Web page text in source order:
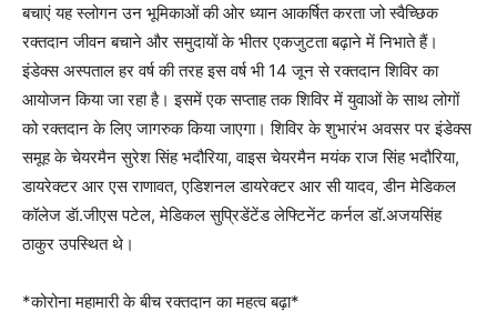
बचाएं यह स्लोगन उन भूमिकाओं की ओर ध्यान आकर्षित करता जो स्वैच्छिक
रक्तदान जीवन बचाने और समुदायों के भीतर एकजुटता बढ़ाने में निभाते हैं।
इंडेक्स अस्पताल हर वर्ष की तरह इस वर्ष भी 14 जून से रक्तदान शिविर का
आयोजन किया जा रहा है। इसमें एक सप्ताह तक शिविर में युवाओं के साथ लोगों
को रक्तदान के लिए जागरुक किया जाएगा। शिविर के शुभारंभ अवसर पर इंडेक्स
समूह के चेयरमैन सुरेश सिंह भदौरिया, वाइस चेयरमैन मयंक राज सिंह भदौरिया,
डायरेक्टर आर एस राणावत, एडिशनल डायरेक्टर आर सी यादव, डीन मेडिकल
कॉलेज डॅा.जीएस पटेल, मेडिकल सुप्रिडेंटेंड लेफ्टिनेंट कर्नल डॉ.अजयसिंह
ठाकुर उपस्थित थे।
*कोरोना महामारी के बीच रक्तदान का महत्व बढ़ा*